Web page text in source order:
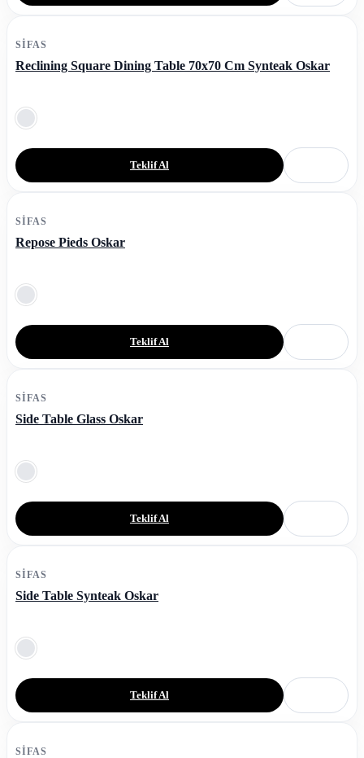
SIFAS
Reclining Square Dining Table 70x70 Cm Synteak Oskar
Teklif Al
SIFAS
Repose Pieds Oskar
Teklif Al
SIFAS
Side Table Glass Oskar
Teklif Al
SIFAS
Side Table Synteak Oskar
Teklif Al
SIFAS